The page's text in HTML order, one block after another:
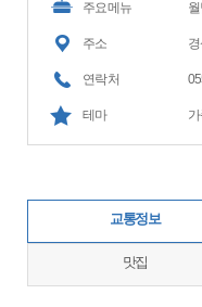
주요메뉴
주소
연락처
테마
교통정보
맛집